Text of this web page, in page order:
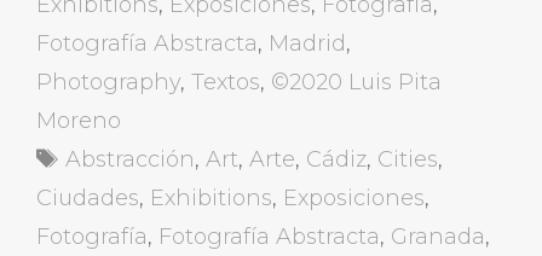
Fotografía Abstracta, Madrid,
Photography,Textos, ©2020 Luis Pita
Moreno
Etiquetas
Abstracción,Art,Arte, Cádiz, Cities,
Ciudades, Exhibitions, Exposiciones,
Fotografía, Fotografía Abstracta, Granada,